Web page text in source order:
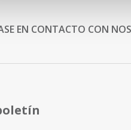
EN CONTACTO CON